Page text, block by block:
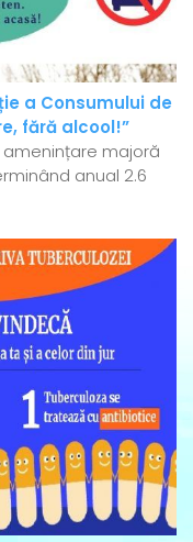
a Consumului de
fără alcool!”
majoră
anual 2.6